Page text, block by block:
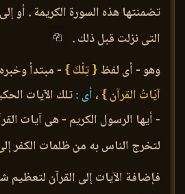
تضمنتها هذه السورة الكريمة . أو
التى نزلت قبل ذلك .
وهو - أى لفظ{ تِلْكَ } - مبتدأ
آيَاتُ القرآن } ، أى :تلك الآيات
- أيها الرسول الكريم - هى آيات
لتخرج الناس به من ظلمات الكفر
فإضافة الآيات إلى القرآن لتعظيم